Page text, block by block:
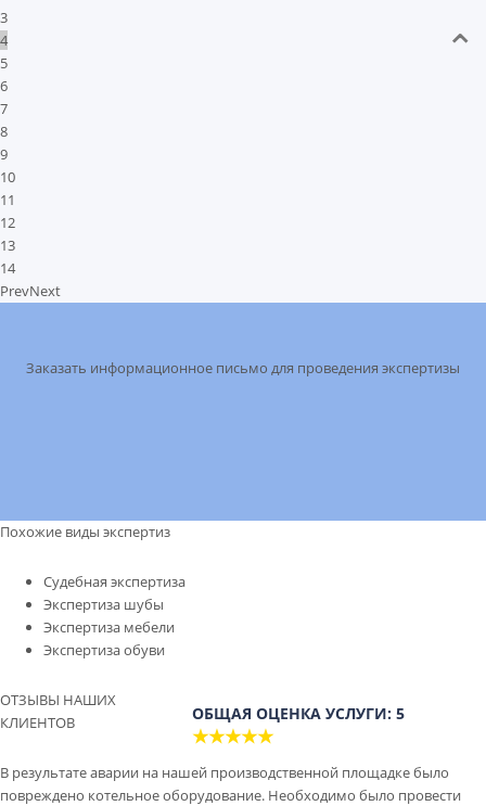
3
4
5
6
7
8
9
10
11
12
13
14
PrevNext
Заказать информационное письмо для проведения экспертизы
Похожие виды экспертиз
Судебная экспертиза
Экспертиза шубы
Экспертиза мебели
Экспертиза обуви
ОТЗЫВЫ НАШИХ
КЛИЕНТОВ
ОБЩАЯ ОЦЕНКА УСЛУГИ: 5
★★★★★
В результате аварии на нашей производственной площадке было
повреждено котельное оборудование. Необходимо было провести